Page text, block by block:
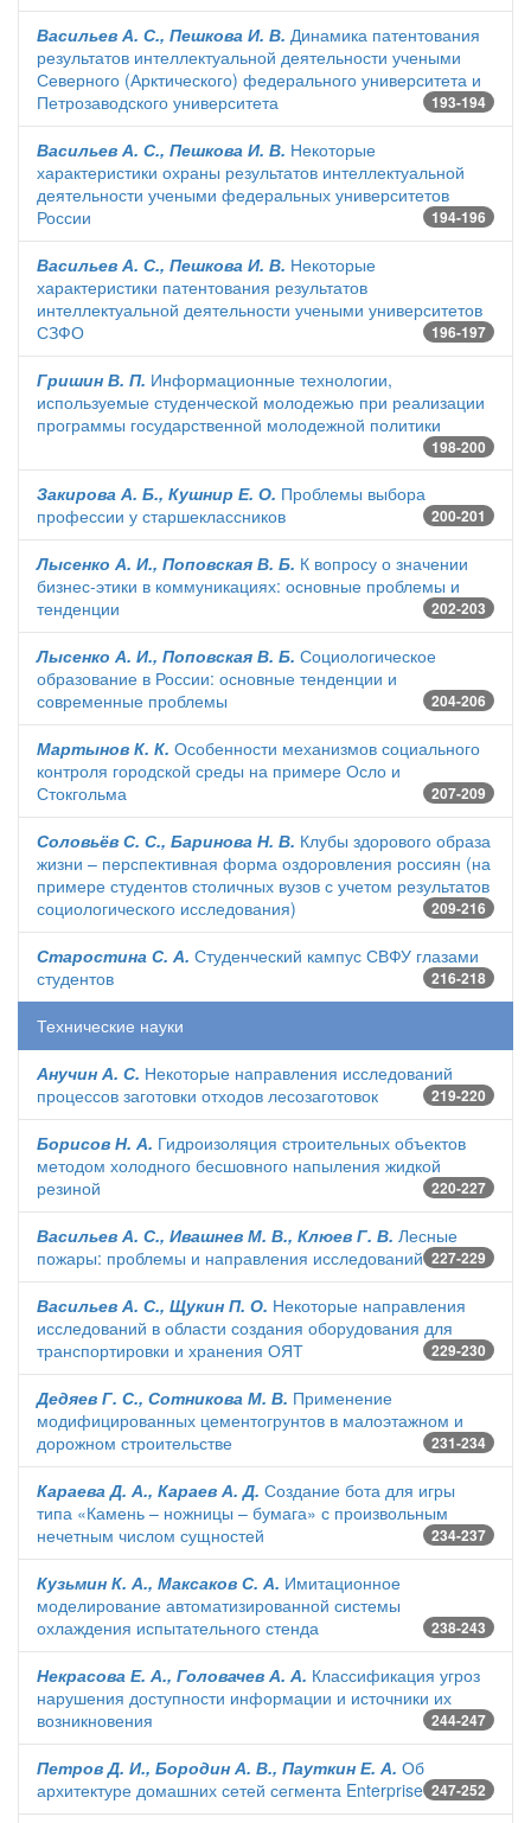
Васильев А. С., Пешкова И. В. Динамика патентования
результатов интеллектуальной деятельности учеными
Северного (Арктического) федерального университета и
Петрозаводского университета
193-194
Васильев А. С., Пешкова И. В. Некоторые
характеристики охраны результатов интеллектуальной
деятельности учеными федеральных университетов
России
194-196
Васильев А. С., Пешкова И. В. Некоторые
характеристики патентования результатов
интеллектуальной деятельности учеными университетов
СЗФО
196-197
Гришин В. П. Информационные технологии,
используемые студенческой молодежью при реализации
программы государственной молодежной политики
198-200
Закирова А. Б., Кушнир Е. О. Проблемы выбора
профессии у старшеклассников
200-201
Лысенко А. И., Поповская В. Б. К вопросу о значении
бизнес-этики в коммуникациях: основные проблемы и
тенденции
202-203
Лысенко А. И., Поповская В. Б. Социологическое
образование в России: основные тенденции и
современные проблемы
204-206
Мартынов К. К. Особенности механизмов социального
контроля городской среды на примере Осло и
Стокгольма
207-209
Соловьёв С. С., Баринова Н. В. Клубы здорового образа
жизни – перспективная форма оздоровления россиян (на
примере студентов столичных вузов с учетом результатов
социологического исследования)
209-216
Старостина С. А. Студенческий кампус СВФУ глазами
студентов
216-218
Технические науки
Анучин А. С. Некоторые направления исследований
процессов заготовки отходов лесозаготовок
219-220
Борисов Н. А. Гидроизоляция строительных объектов
методом холодного бесшовного напыления жидкой
резиной
220-227
Васильев А. С., Ивашнев М. В., Клюев Г. В. Лесные
пожары: проблемы и направления исследований 227-229
Васильев А. С., Щукин П. О. Некоторые направления
исследований в области создания оборудования для
транспортировки и хранения ОЯТ
229-230
Дедяев Г. С., Сотникова М. В. Применение
модифицированных цементогрунтов в малоэтажном и
дорожном строительстве
231-234
Караева Д. А., Караев А. Д. Создание бота для игры
типа «Камень – ножницы – бумага» с произвольным
нечетным числом сущностей
234-237
Кузьмин К. А., Максаков С. А. Имитационное
моделирование автоматизированной системы
охлаждения испытательного стенда
238-243
Некрасова Е. А., Головачев А. А. Классификация угроз
нарушения доступности информации и источники их
возникновения
244-247
Петров Д. И., Бородин А. В., Пауткин Е. А. Об
архитектуре домашних сетей сегмента Enterprise 247-252